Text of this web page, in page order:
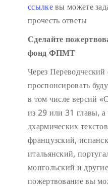
ссылкевы можете
прочесть ответы
Сделайте
фонд ФПМТ
Через
проспонсировать
в том числе версий
из 29 или 31 главы, а
дхармических
французский,
итальянский,
монгольский и
пожертвование вы